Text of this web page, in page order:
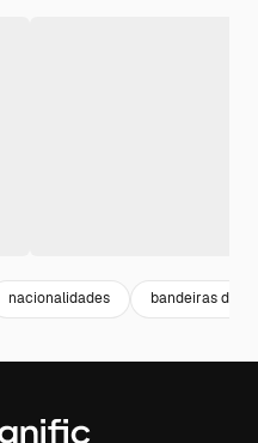
nacionalidades bandeiras do